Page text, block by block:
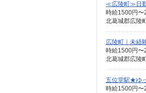
≪広陵町≫日勤
時給1500円〜
北葛城郡広陵
広陵町｜未経
時給1500円〜
北葛城郡広陵
五位堂駅★ゆ
時給1500円〜